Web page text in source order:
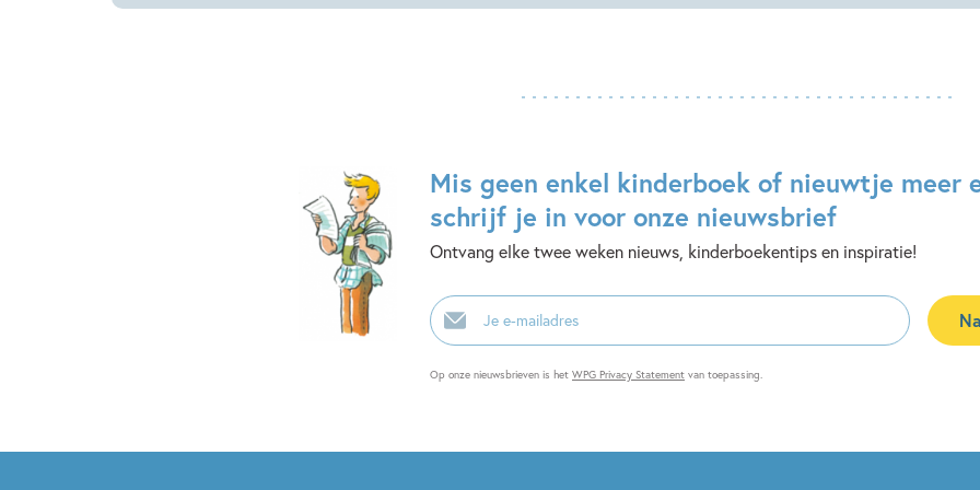
Mis geen enkel kinderboek of nieuwtje meer
schrijf je in voor onze nieuwsbrief
Ontvang elke twee weken nieuws, kinderboekentips en inspiratie!
E-
mailadres
Op onze nieuwsbrieven is het WPG Privacy Statement van toepassing.